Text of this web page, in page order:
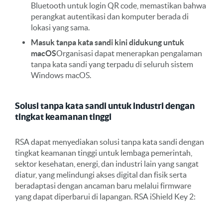
Bluetooth untuk login QR code, memastikan bahwa
perangkat autentikasi dan komputer berada di
lokasi yang sama.
Masuk tanpa kata sandi kini didukung untuk
macOSOrganisasi dapat menerapkan pengalaman
tanpa kata sandi yang terpadu di seluruh sistem
Windows macOS.
Solusi tanpa kata sandi untuk industri dengan
tingkat keamanan tinggi
RSA dapat menyediakan solusi tanpa kata sandi dengan
tingkat keamanan tinggi untuk lembaga pemerintah,
sektor kesehatan, energi, dan industri lain yang sangat
diatur, yang melindungi akses digital dan fisik serta
beradaptasi dengan ancaman baru melalui firmware
yang dapat diperbarui di lapangan. RSA iShield Key 2: